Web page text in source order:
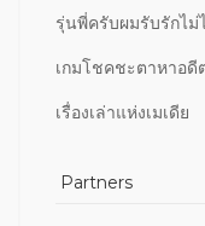
รุ่นพี่ครับผมรับรักไม่
เกมโชคชะตาหาอดี
เรื่องเล่าแห่งเมเดีย
Partners